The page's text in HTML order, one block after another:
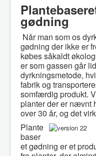
gødning
Når man som os
gødning der ikke er
købes såkaldt
er som gassen går
dyrkningsmetode,
fabrik og
somfærdig produkt.
planter der er nævnt
over 30 år, og det
Plante
baser
et gødning er et